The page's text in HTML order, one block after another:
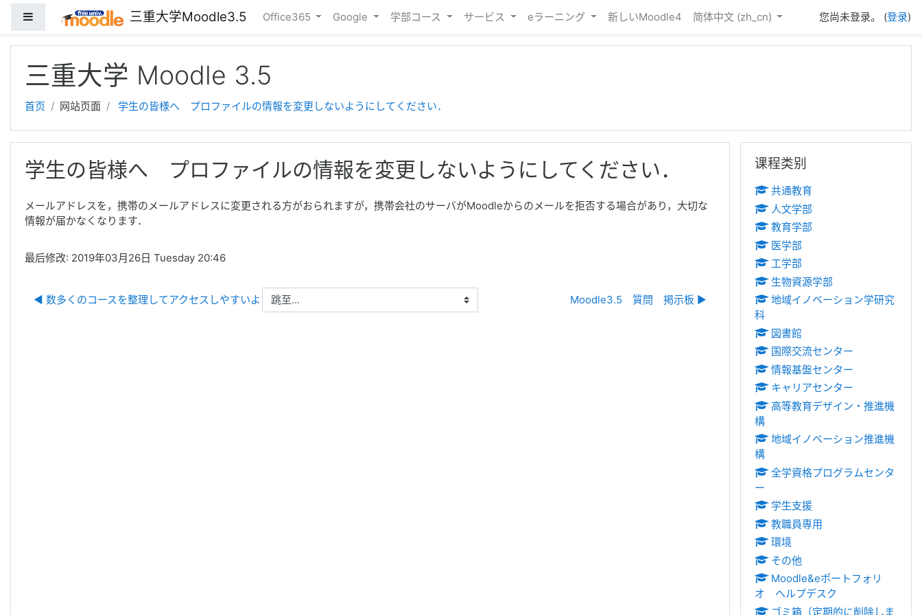
停靠面板 三重大学Moodle3.5 Office365 Google 学部コース サービス eラーニング 新しいMoodle4 简体中文 ‎(zh_cn)‎ 您尚未登录。 (登录)
三重大学 Moodle 3.5
首页 网站页面 学生の皆様へ プロファイルの情報を変更しないようにしてください．
学生の皆様へ プロファイルの情報を変更しないようにしてください．
メールアドレスを，携帯のメールアドレスに変更される方がおられますが，携帯会社のサーバがMoodleからのメールを拒否する場合があり，大切な
情報が届かなくなります．
最后修改: 2019年03月26日 Tuesday 20:46
◀︎ 数多くのコースを整理してアクセスしやすいようにする方法
跳至... Moodle3.5 質問 掲示板 ▶︎
课程类别
共通教育
人文学部
教育学部
医学部
工学部
生物資源学部
地域イノベーション学研究
科
図書館
国際交流センター
情報基盤センター
キャリアセンター
高等教育デザイン・推進機
構
地域イノベーション推進機
構
全学資格プログラムセンタ
ー
学生支援
教職員専用
環境
その他
Moodle&eポートフォリ
オ ヘルプデスク
ゴミ箱（定期的に削除しま